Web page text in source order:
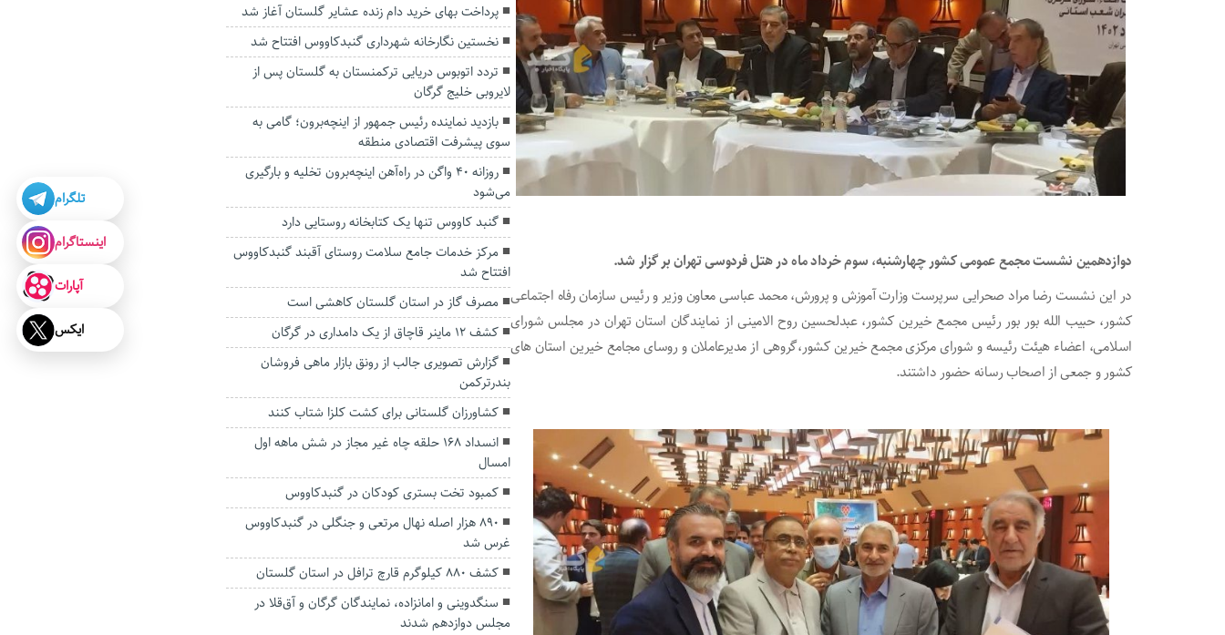
دوازدهمین نشست مجمع عمومی کشور چهارشنبه، سوم خرداد ماه در هتل فردوسی تهران بر گزار شد.
در این نشست رضا مراد صحرایی سرپرست وزارت آموزش و پرورش، محمد عباسی معاون وزیر و رئیس سازمان رفاه اجتماعی
کشور، حبیب الله بور بور رئیس مجمع خیرین کشور، عبدلحسین روح الامینی از نمایندگان استان تهران در مجلس شورای
اسلامی، اعضاء هیئت رئیسه و شورای مرکزی مجمع خیرین کشور،گروهی از مدیرعاملان و روسای مجامع خیرین استان های
کشور و جمعی از اصحاب رسانه حضور داشتند.
پرداخت بهای خرید دام زنده عشایر گلستان آغاز شد
نخستین نگارخانه شهرداری گنبدکاووس افتتاح شد
تردد اتوبوس دریایی ترکمنستان به گلستان پس از
لایروبی خلیج گرگان
بازدید نماینده رئیس جمهور از اینچه‌برون؛ گامی به
سوی پیشرفت اقتصادی منطقه
روزانه ۴۰ واگن در راه‌آهن اینچه‌برون تخلیه و بارگیری
می‌شود
گنبد کاووس تنها یک کتابخانه روستایی دارد
مرکز خدمات جامع سلامت روستای آقبند گنبدکاووس
افتتاح شد
مصرف گاز در استان گلستان کاهشی است
کشف ۱۲ ماینر قاچاق از یک دامداری در گرگان
گزارش تصویری جالب از رونق بازار ماهی فروشان
بندرترکمن
کشاورزان گلستانی برای کشت کلزا شتاب کنند
انسداد ۱۶۸ حلقه چاه غیر مجاز در شش ماهه اول
امسال
کمبود تخت بستری کودکان در گنبدکاووس
۸۹۰ هزار اصله نهال مرتعی و جنگلی در گنبدکاووس
غرس شد
کشف ۸۸۰ کیلوگرم قارچ ترافل در استان گلستان
سنگدوینی و امانزاده، نمایندگان گرگان و آق‌قلا در
مجلس دوازدهم شدند
تلگرام
اینستاگرام
آپارات
ایکس